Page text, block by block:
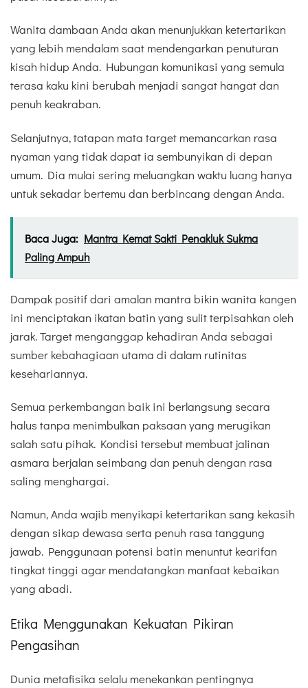
Wanita dambaan Anda akan menunjukkan ketertarikan
yang lebih mendalam saat mendengarkan penuturan
kisah hidup Anda. Hubungan komunikasi yang semula
terasa kaku kini berubah menjadi sangat hangat dan
penuh keakraban.
Selanjutnya, tatapan mata target memancarkan rasa
nyaman yang tidak dapat ia sembunyikan di depan
umum. Dia mulai sering meluangkan waktu luang hanya
untuk sekadar bertemu dan berbincang dengan Anda.
Baca Juga: Mantra Kemat Sakti Penakluk Sukma
Paling Ampuh
Dampak positif dari amalan mantra bikin wanita kangen
ini menciptakan ikatan batin yang sulit terpisahkan oleh
jarak. Target menganggap kehadiran Anda sebagai
sumber kebahagiaan utama di dalam rutinitas
kesehariannya.
Semua perkembangan baik ini berlangsung secara
halus tanpa menimbulkan paksaan yang merugikan
salah satu pihak. Kondisi tersebut membuat jalinan
asmara berjalan seimbang dan penuh dengan rasa
saling menghargai.
Namun, Anda wajib menyikapi ketertarikan sang kekasih
dengan sikap dewasa serta penuh rasa tanggung
jawab. Penggunaan potensi batin menuntut kearifan
tingkat tinggi agar mendatangkan manfaat kebaikan
yang abadi.
Etika Menggunakan Kekuatan Pikiran
Pengasihan
Dunia metafisika selalu menekankan pentingnya